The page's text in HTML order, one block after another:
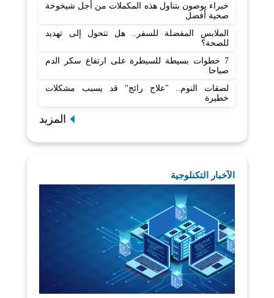
خبراء يوصون بتناول هذه المكملات من أجل شيخوخة
صحية أفضل
الملابس المفضلة للسفر.. هل تتحول إلى تهديد
للصحة؟
7 خطوات بسيطة للسيطرة على ارتفاع سكر الدم
صباحا
لصقات النوم.. "علاج رائج" قد يسبب مشكلات
خطيرة
المزيد
الآخبار التكنلوجية